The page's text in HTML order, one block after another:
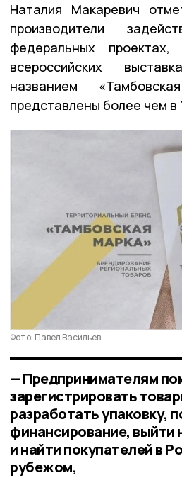
Наталия Макаревич
производители
федеральных
всероссийских
названием
представлены более чем в
Фото: Павел Васильев
— Предпринимателям
зарегистрировать
разработать упаковку,
финансирование, выйти
и найти покупателей в
рубежом,